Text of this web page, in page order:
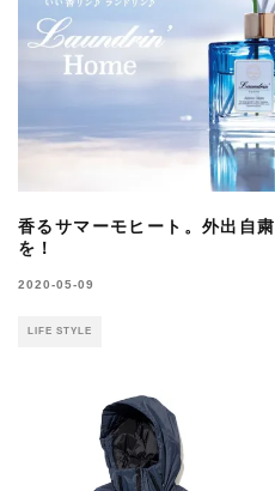
香るサマーモヒート。外出自
を！
2020-05-09
LIFE STYLE